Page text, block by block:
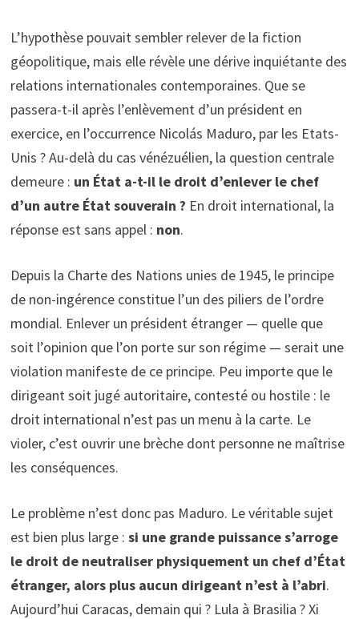
L’hypothèse pouvait sembler relever de la fiction
géopolitique, mais elle révèle une dérive inquiétante des
relations internationales contemporaines. Que se
passera-t-il après l’enlèvement d’un président en
exercice, en l’occurrence Nicolás Maduro, par les Etats-
Unis ? Au-delà du cas vénézuélien, la question centrale
demeure : un État a-t-il le droit d’enlever le chef
d’un autre État souverain ? En droit international, la
réponse est sans appel : non.
Depuis la Charte des Nations unies de 1945, le principe
de non-ingérence constitue l’un des piliers de l’ordre
mondial. Enlever un président étranger — quelle que
soit l’opinion que l’on porte sur son régime — serait une
violation manifeste de ce principe. Peu importe que le
dirigeant soit jugé autoritaire, contesté ou hostile : le
droit international n’est pas un menu à la carte. Le
violer, c’est ouvrir une brèche dont personne ne maîtrise
les conséquences.
Le problème n’est donc pas Maduro. Le véritable sujet
est bien plus large : si une grande puissance s’arroge
le droit de neutraliser physiquement un chef d’État
étranger, alors plus aucun dirigeant n’est à l’abri.
Aujourd’hui Caracas, demain qui ? Lula à Brasilia ? Xi